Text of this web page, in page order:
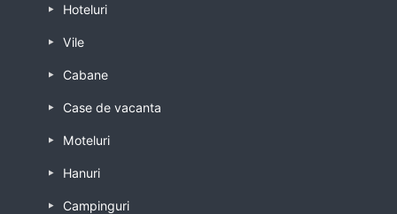
Hoteluri
Vile
Cabane
Case de vacanta
Moteluri
Hanuri
Campinguri